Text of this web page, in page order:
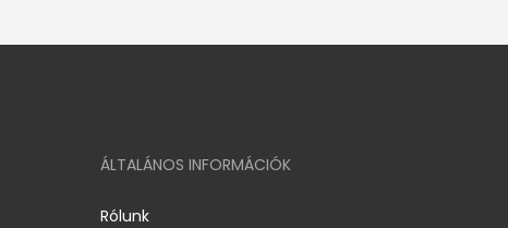
ÁLTALÁNOS INFORMÁCIÓK
Rólunk